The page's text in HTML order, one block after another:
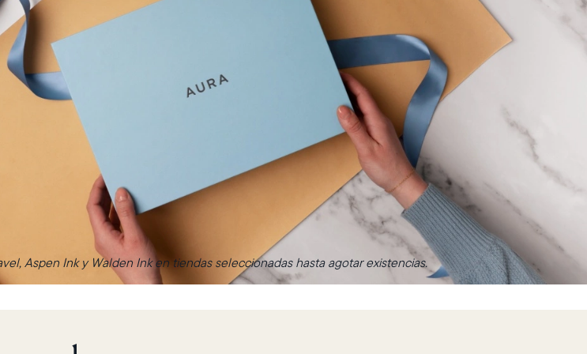
Aspen Ink y Walden Ink en tiendas seleccionadas hasta agotar existencias.